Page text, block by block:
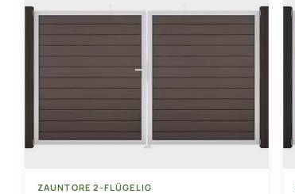
ZAUNTORE 2-FLÜGELIG